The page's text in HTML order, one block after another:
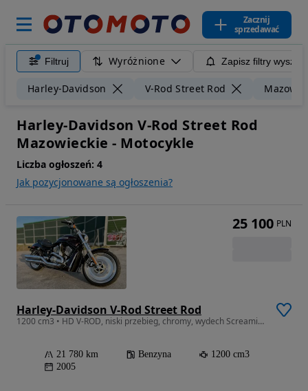
Zacznij
sprzedawać
Filtruj Wyróżnione Zapisz filtry
Harley-Davidson V-Rod Street Rod
Harley-Davidson V-Rod Street Rod
Mazowieckie - Motocykle
Liczba ogłoszeń: 4
Jak pozycjonowane są ogłoszenia?
Harley-Davidson V-Rod Street Rod
1200 cm3 • HD V-ROD, niski przebieg, chromy, wydech Screamin’Eagle
21 780 km Benzyna
1200 cm3
2005
25 100 PLN